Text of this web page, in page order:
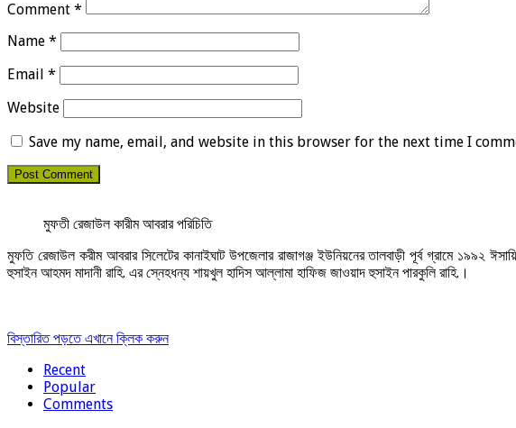
Comment *
Name *
Email *
Website
Save my name, email, and website in this browser for the next time I
মুফতী রেজাউল কারীম আবরার পরিচিতি
মুফতি রেজাউল করীম আবরার সিলেটের কানাইঘাট উপজেলার রাজাগঞ্জ ইউনিয়নের তালবাড়ী পূর্ব গ্রামে ১৯৯২
হুসাইন আহমদ মাদানী রাহি. এর স্নেহধন্য শায়খুল হাদিস আল্লামা হাফিজ জাওয়াদ হুসাইন পারকুলি রাহি.।
বিস্তারিত পড়তে এখানে ক্লিক করুন
Recent
Popular
Comments